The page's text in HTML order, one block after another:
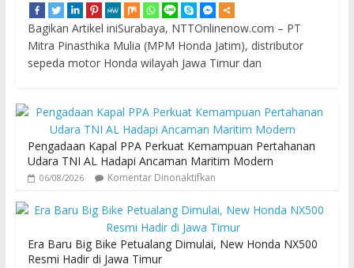
Bagikan Artikel iniSurabaya, NTTOnlinenow.com – PT
Mitra Pinasthika Mulia (MPM Honda Jatim), distributor
sepeda motor Honda wilayah Jawa Timur dan
Pengadaan Kapal PPA Perkuat Kemampuan Pertahanan
Udara TNI AL Hadapi Ancaman Maritim Modern
06/08/2026 Komentar Dinonaktifkan
Era Baru Big Bike Petualang Dimulai, New Honda NX500
Resmi Hadir di Jawa Timur